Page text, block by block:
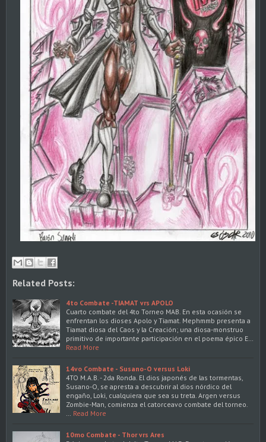
Related Posts:
4to Combate -TIAMAT vrs APOLO
Cuarto combate del 4to Torneo MAB. En esta ocasión se
enfrentan los dioses Apolo y Tiamat. Mephmmb presenta a
Tiamat diosa del Caos y la Creación; una diosa-monstruo
primitivo de importante participación en el poema épico E…
Read More
14vo Combate - Susano-O versus Loki
4TO M.A.B. - 2da Ronda. El dios japonés de las tormentas,
Susano-O, se apresta a descubrir al dios nórdico del
engaño, Loki, cualquiera que sea su treta. Argen versus
Zombie-Man, comienza el catorceavo combate del torneo.
Read More
10mo Combate - Thor vrs Ares